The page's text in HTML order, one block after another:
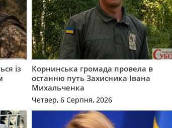
із
Корнинська громада провела в
останню путь Захисника Івана
Михальченка
Четвер, 6 Серпня, 2026